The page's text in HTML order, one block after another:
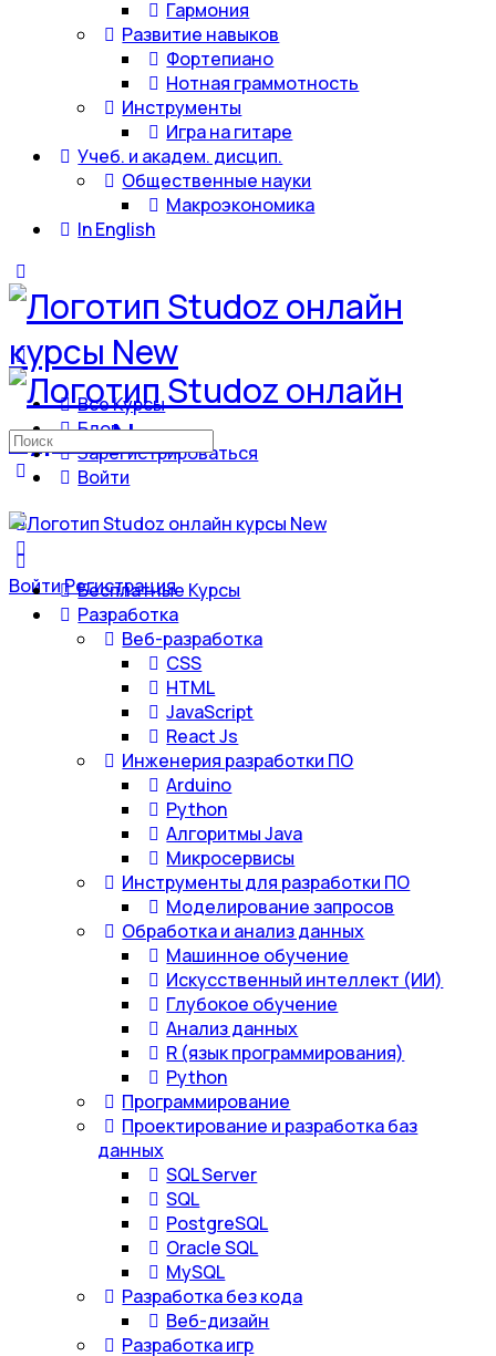
Гармония
Развитие навыков
Фортепиано
Нотная граммотность
Инструменты
Игра на гитаре
Учеб. и академ. дисцип.
Общественные науки
Макроэкономика
In English
Все Курсы
Блог
Зарегистрироваться
Войти
ВойтиРегистрация
Искать:
Бесплатные Курсы
Разработка
Веб-разработка
CSS
HTML
JavaScript
React Js
Инженерия разработки ПО
Arduino
Python
Алгоритмы Java
Микросервисы
Инструменты для разработки ПО
Моделирование запросов
Обработка и анализ данных
Машинное обучение
Искусственный интеллект (ИИ)
Глубокое обучение
Анализ данных
R (язык программирования)
Python
Программирование
Проектирование и разработка баз
данных
SQL Server
SQL
PostgreSQL
Oracle SQL
MySQL
Разработка без кода
Веб-дизайн
Разработка игр